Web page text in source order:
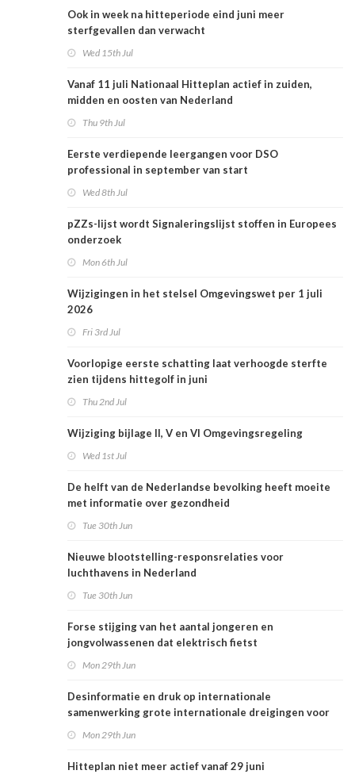
Ook in week na hitteperiode eind juni meer
sterfgevallen dan verwacht
Wed 15th Jul
Vanaf 11 juli Nationaal Hitteplan actief in zuiden,
midden en oosten van Nederland
Thu 9th Jul
Eerste verdiepende leergangen voor DSO
professional in september van start
Wed 8th Jul
pZZs-lijst wordt Signaleringslijst stoffen in Europees
onderzoek
Mon 6th Jul
Wijzigingen in het stelsel Omgevingswet per 1 juli
2026
Fri 3rd Jul
Voorlopige eerste schatting laat verhoogde sterfte
zien tijdens hittegolf in juni
Thu 2nd Jul
Wijziging bijlage II, V en VI Omgevingsregeling
Wed 1st Jul
De helft van de Nederlandse bevolking heeft moeite
met informatie over gezondheid
Tue 30th Jun
Nieuwe blootstelling-responsrelaties voor
luchthavens in Nederland
Tue 30th Jun
Forse stijging van het aantal jongeren en
jongvolwassenen dat elektrisch fietst
Mon 29th Jun
Desinformatie en druk op internationale
samenwerking grote internationale dreigingen voor
Mon 29th Jun
Hitteplan niet meer actief vanaf 29 juni